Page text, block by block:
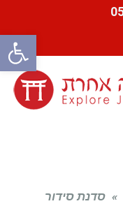
פתח
» סדנת סידור